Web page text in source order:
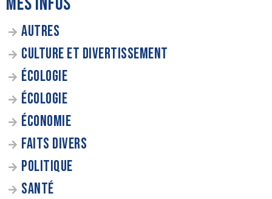
AUTRES
CULTURE ET DIVERTISSEMENT
ÉCOLOGIE
ÉCOLOGIE
ÉCONOMIE
FAITS DIVERS
POLITIQUE
SANTÉ